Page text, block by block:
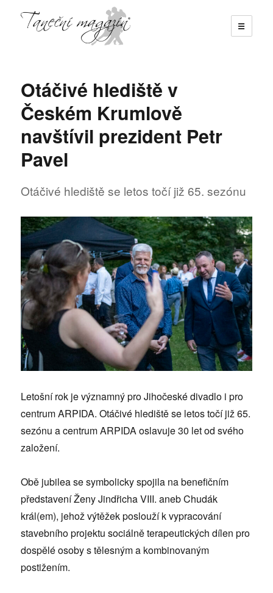
☰
Otáčivé hlediště v
Českém Krumlově
navštívil prezident Petr
Pavel
Otáčivé hlediště se letos točí již 65. sezónu
Letošní rok je významný pro Jihočeské divadlo i pro
centrum ARPIDA. Otáčivé hlediště se letos točí již 65.
sezónu a centrum ARPIDA oslavuje 30 let od svého
založení.
Obě jubilea se symbolicky spojila na benefičním
představení Ženy Jindřicha VIII. aneb Chudák
král(em), jehož výtěžek poslouží k vypracování
stavebního projektu sociálně terapeutických dílen pro
dospělé osoby s tělesným a kombinovaným
postižením.